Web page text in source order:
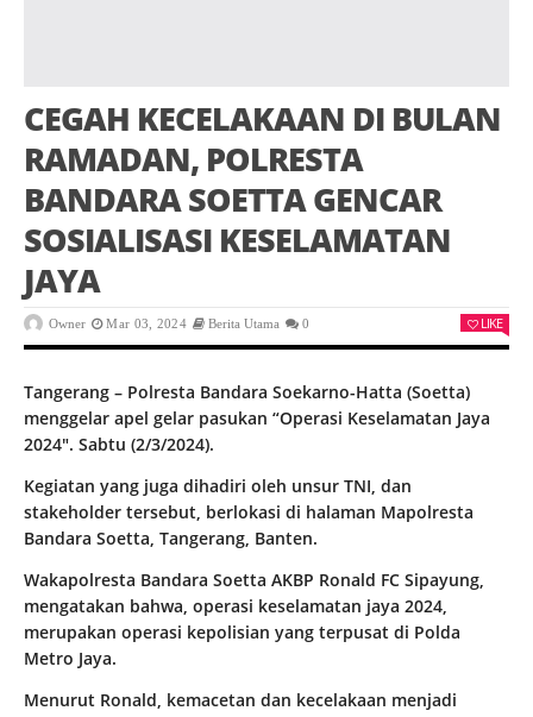
CEGAH KECELAKAAN DI BULAN
RAMADAN, POLRESTA
BANDARA SOETTA GENCAR
SOSIALISASI KESELAMATAN
JAYA
Owner Mar 03, 2024 Berita Utama 0 LIKE
Tangerang – Polresta Bandara Soekarno-Hatta (Soetta)
menggelar apel gelar pasukan “Operasi Keselamatan Jaya
2024″. Sabtu (2/3/2024).
Kegiatan yang juga dihadiri oleh unsur TNI, dan
stakeholder tersebut, berlokasi di halaman Mapolresta
Bandara Soetta, Tangerang, Banten.
Wakapolresta Bandara Soetta AKBP Ronald FC Sipayung,
mengatakan bahwa, operasi keselamatan jaya 2024,
merupakan operasi kepolisian yang terpusat di Polda
Metro Jaya.
Menurut Ronald, kemacetan dan kecelakaan menjadi